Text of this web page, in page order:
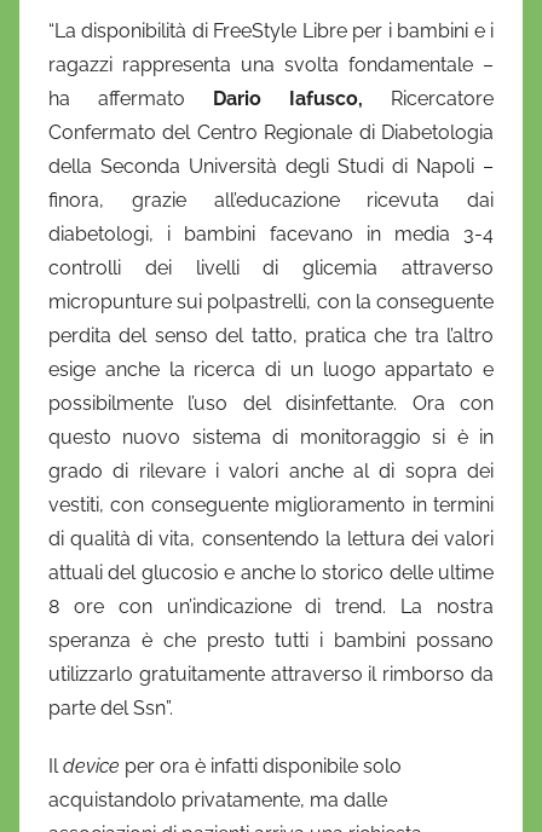
“La disponibilità di FreeStyle Libre per i bambini e i
ragazzi rappresenta una svolta fondamentale –
ha affermato
Dario Iafusco, Ricercatore
Confermato del Centro Regionale di Diabetologia
della Seconda Università degli Studi di Napoli –
finora, grazie all’educazione ricevuta dai
diabetologi, i bambini facevano in media 3-4
controlli dei livelli di glicemia attraverso
micropunture sui polpastrelli, con la conseguente
perdita del senso del tatto, pratica che tra l’altro
esige anche la ricerca di un luogo appartato e
possibilmente l’uso del disinfettante. Ora con
questo nuovo sistema di monitoraggio si è in
grado di rilevare i valori anche al di sopra dei
vestiti, con conseguente miglioramento in termini
di qualità di vita, consentendo la lettura dei valori
attuali del glucosio e anche lo storico delle ultime
8 ore con un’indicazione di trend. La nostra
speranza è che presto tutti i bambini possano
utilizzarlo gratuitamente attraverso il rimborso da
parte del Ssn”.
Ildevice per ora è infatti disponibile solo
acquistandolo privatamente, ma dalle